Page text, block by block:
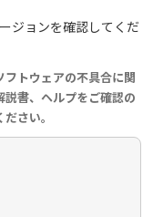
ジョンを確認してくだ
トウェアの不具合に関
書、ヘルプをご確認の
さい。